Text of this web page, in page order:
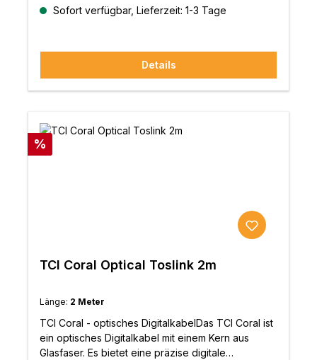
Klangqualität enorm. Mit der erhötem Dynamik
Töne wahrgenommen werden. Das TCI Viper
Mono Kabel bietet sich perfekt für Ihre
Subwooferverbindung an. Sie erhalten ein
kontrolliertes Bassfundament und erleben Musik
Sofort verfügbar, Lieferzeit: 1-3 Tage
Details
Rabatt
%
TCI Coral Optical Toslink 2m
Länge: 2 Meter
TCI Coral - optisches DigitalkabelDas TCI Coral ist
ein optisches Digitalkabel mit einem Kern aus
Glasfaser. Es bietet eine präzise digitale